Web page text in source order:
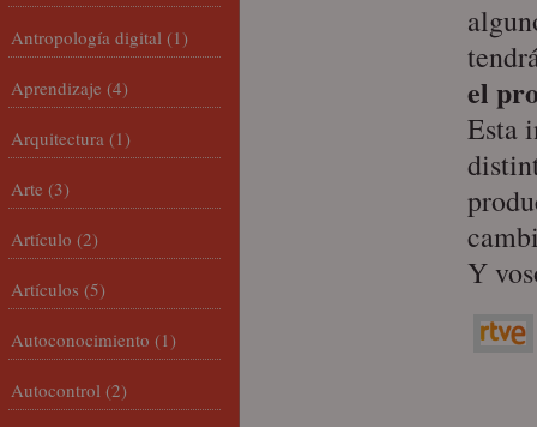
el
Esta
Y
Antropología digital (1)
Aprendizaje (4)
Arquitectura (1)
Arte (3)
Artículo (2)
Artículos (5)
Autoconocimiento (1)
Autocontrol (2)